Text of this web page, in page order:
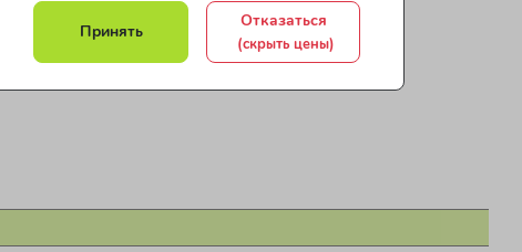
Принять
Отказаться
(скрыть цены)